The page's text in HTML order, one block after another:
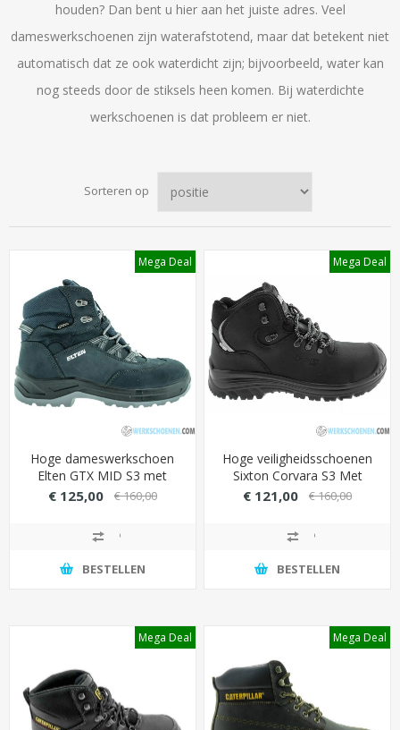
houden? Dan bent u hier aan het juiste adres. Veel
dameswerkschoenen zijn waterafstotend, maar dat betekent niet
automatisch dat ze ook waterdicht zijn; bijvoorbeeld, water kan
nog steeds door de stiksels heen komen. Bij waterdichte
werkschoenen is dat probleem er niet.
Sorteren op
Mega Deal
Hoge dameswerkschoen
Elten GTX MID S3 met
waterdichte GORE-TEX
€ 125,00 € 160,00
BESTELLEN
Mega Deal
Hoge veiligheidsschoenen
Sixton Corvara S3 Met
Outdry membraan
€ 121,00 € 160,00
BESTELLEN
Mega Deal Mega Deal